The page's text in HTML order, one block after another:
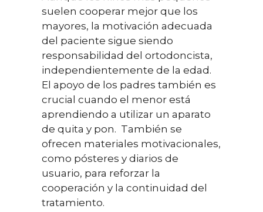
suelen cooperar mejor que los
mayores, la motivación adecuada
del paciente sigue siendo
responsabilidad del ortodoncista,
independientemente de la edad.
El apoyo de los padres también es
crucial cuando el menor está
aprendiendo a utilizar un aparato
de quita y pon. También se
ofrecen materiales motivacionales,
como pósteres y diarios de
usuario, para reforzar la
cooperación y la continuidad del
tratamiento.